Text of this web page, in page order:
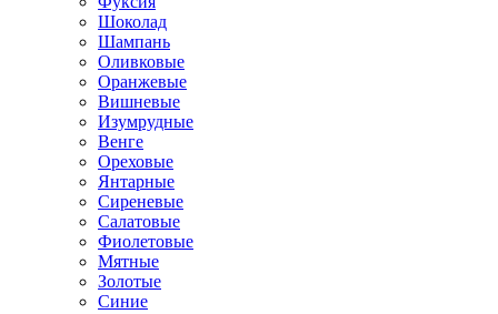
Шоколад
Шампань
Оливковые
Оранжевые
Вишневые
Изумрудные
Венге
Ореховые
Янтарные
Сиреневые
Салатовые
Фиолетовые
Мятные
Золотые
Синие